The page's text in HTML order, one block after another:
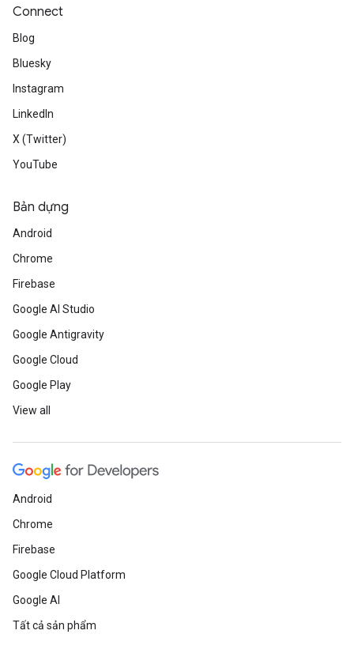
Connect
Blog
Bluesky
Instagram
LinkedIn
X (Twitter)
YouTube
Bản dựng
Android
Chrome
Firebase
Google AI Studio
Google Antigravity
Google Cloud
Google Play
View all
Android
Chrome
Firebase
Google Cloud Platform
Google AI
Tất cả sản phẩm